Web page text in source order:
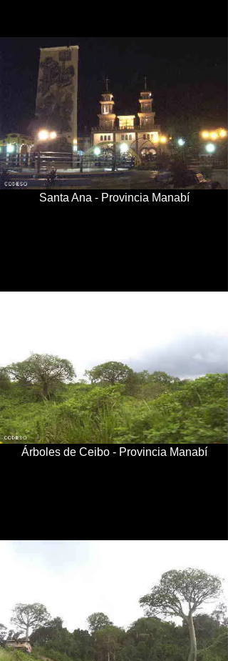
Santa Ana - Provincia Manabí
Árboles de Ceibo - Provincia Manabí